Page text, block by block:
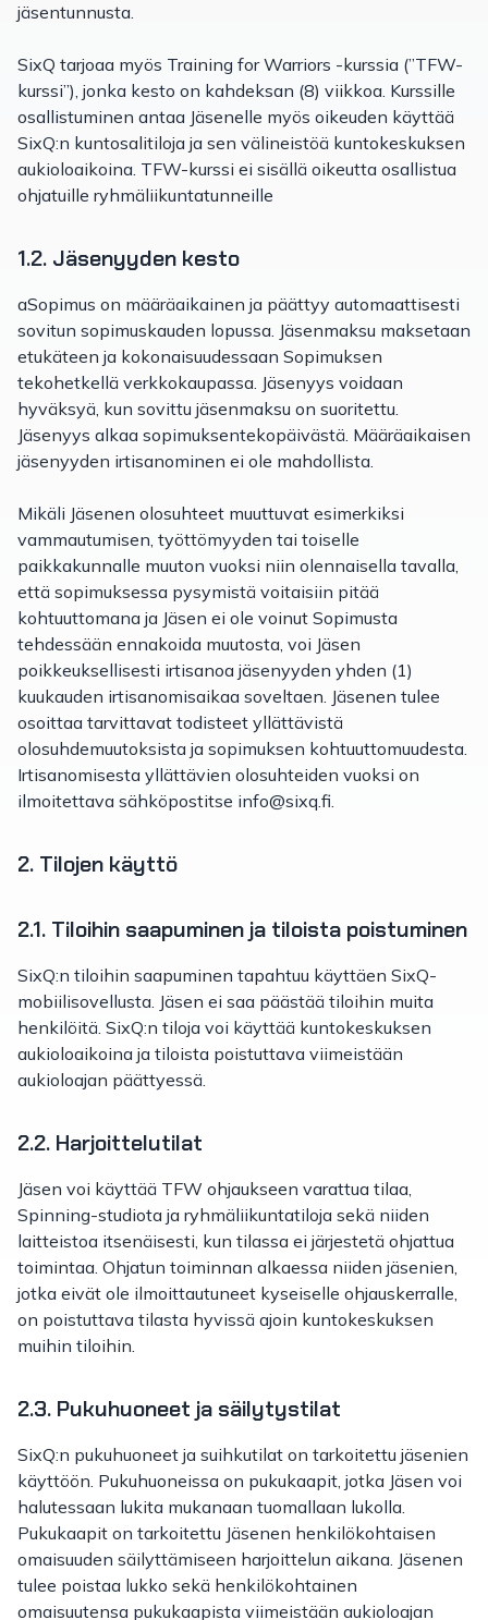
jäsentunnusta.
SixQ tarjoaa myös Training for Warriors -kurssia (”TFW-
kurssi”), jonka kesto on kahdeksan (8) viikkoa. Kurssille
osallistuminen antaa Jäsenelle myös oikeuden käyttää
SixQ:n kuntosalitiloja ja sen välineistöä kuntokeskuksen
aukioloaikoina. TFW-kurssi ei sisällä oikeutta osallistua
ohjatuille ryhmäliikuntatunneille
1.2. Jäsenyyden kesto
aSopimus on määräaikainen ja päättyy automaattisesti
sovitun sopimuskauden lopussa. Jäsenmaksu maksetaan
etukäteen ja kokonaisuudessaan Sopimuksen
tekohetkellä verkkokaupassa. Jäsenyys voidaan
hyväksyä, kun sovittu jäsenmaksu on suoritettu.
Jäsenyys alkaa sopimuksentekopäivästä. Määräaikaisen
jäsenyyden irtisanominen ei ole mahdollista.
Mikäli Jäsenen olosuhteet muuttuvat esimerkiksi
vammautumisen, työttömyyden tai toiselle
paikkakunnalle muuton vuoksi niin olennaisella tavalla,
että sopimuksessa pysymistä voitaisiin pitää
kohtuuttomana ja Jäsen ei ole voinut Sopimusta
tehdessään ennakoida muutosta, voi Jäsen
poikkeuksellisesti irtisanoa jäsenyyden yhden (1)
kuukauden irtisanomisaikaa soveltaen. Jäsenen tulee
osoittaa tarvittavat todisteet yllättävistä
olosuhdemuutoksista ja sopimuksen kohtuuttomuudesta.
Irtisanomisesta yllättävien olosuhteiden vuoksi on
ilmoitettava sähköpostitse info@sixq.fi.
2. Tilojen käyttö
2.1. Tiloihin saapuminen ja tiloista poistuminen
SixQ:n tiloihin saapuminen tapahtuu käyttäen SixQ-
mobiilisovellusta. Jäsen ei saa päästää tiloihin muita
henkilöitä. SixQ:n tiloja voi käyttää kuntokeskuksen
aukioloaikoina ja tiloista poistuttava viimeistään
aukioloajan päättyessä.
2.2. Harjoittelutilat
Jäsen voi käyttää TFW ohjaukseen varattua tilaa,
Spinning-studiota ja ryhmäliikuntatiloja sekä niiden
laitteistoa itsenäisesti, kun tilassa ei järjestetä ohjattua
toimintaa. Ohjatun toiminnan alkaessa niiden jäsenien,
jotka eivät ole ilmoittautuneet kyseiselle ohjauskerralle,
on poistuttava tilasta hyvissä ajoin kuntokeskuksen
muihin tiloihin.
2.3. Pukuhuoneet ja säilytystilat
SixQ:n pukuhuoneet ja suihkutilat on tarkoitettu jäsenien
käyttöön. Pukuhuoneissa on pukukaapit, jotka Jäsen voi
halutessaan lukita mukanaan tuomallaan lukolla.
Pukukaapit on tarkoitettu Jäsenen henkilökohtaisen
omaisuuden säilyttämiseen harjoittelun aikana. Jäsenen
tulee poistaa lukko sekä henkilökohtainen
omaisuutensa pukukaapista viimeistään aukioloajan